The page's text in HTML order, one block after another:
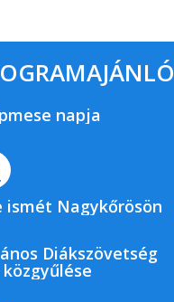
napja
ismét Nagykőrösön
Diákszövetség